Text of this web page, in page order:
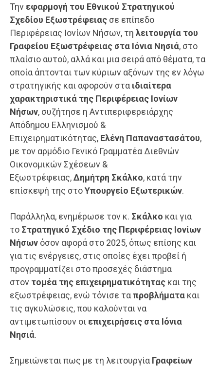
Την εφαρμογή του Εθνικού Στρατηγικού
Σχεδίου Εξωστρέφειας σε επίπεδο
Περιφέρειας Ιονίων Νήσων, τη λειτουργία του
Γραφείου Εξωστρέφειας στα Ιόνια Νησιά, στο
πλαίσιο αυτού, αλλά και μια σειρά από θέματα, τα
οποία άπτονται των κύριων αξόνων της εν λόγω
στρατηγικής και αφορούν στα ιδιαίτερα
χαρακτηριστικά της Περιφέρειας Ιονίων
Νήσων, συζήτησε η Αντιπεριφερειάρχης
Απόδημου Ελληνισμού &
Επιχειρηματικότητας, Ελένη Παπαναστασάτου,
με τον αρμόδιο Γενικό Γραμματέα Διεθνών
Οικονομικών Σχέσεων &
Εξωστρέφειας,Δημήτρη Σκάλκο, κατά την
επίσκεψή της στοΥπουργείο Εξωτερικών.
Παράλληλα, ενημέρωσε τον κ. Σκάλκο και για
το Στρατηγικό Σχέδιο της Περιφέρειας Ιονίων
Νήσων όσον αφορά στο 2025, όπως επίσης και
για τις ενέργειες, στις οποίες έχει προβεί ή
προγραμματίζει στο προσεχές διάστημα
στον τομέα της επιχειρηματικότητας και της
εξωστρέφειας, ενώ τόνισε ταπροβλήματα και
τις αγκυλώσεις, που καλούνται να
αντιμετωπίσουν οι επιχειρήσεις στα Ιόνια
Νησιά.
Σημειώνεται πως με τη λειτουργία Γραφείων